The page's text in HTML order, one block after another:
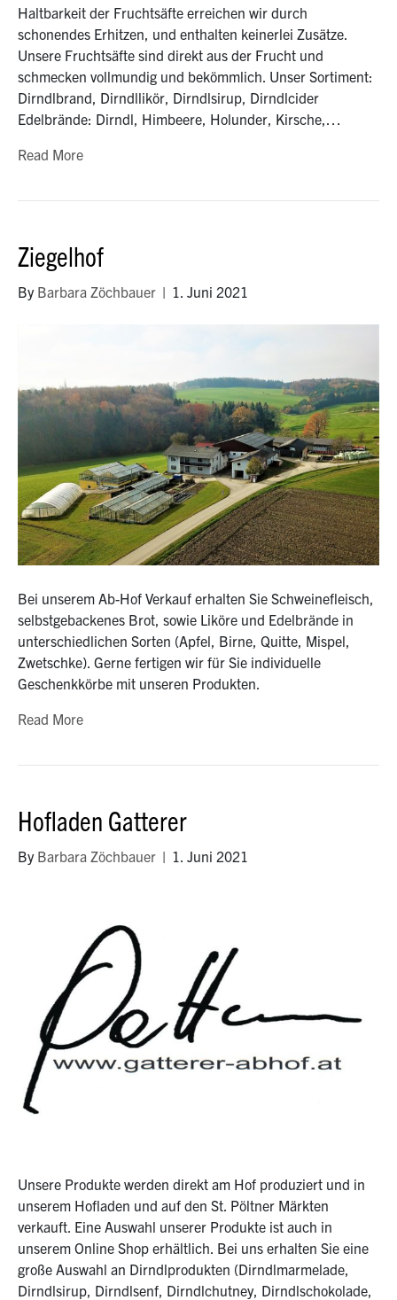
Haltbarkeit der Fruchtsäfte erreichen wir durch
schonendes Erhitzen, und enthalten keinerlei Zusätze.
Unsere Fruchtsäfte sind direkt aus der Frucht und
schmecken vollmundig und bekömmlich. Unser Sortiment:
Dirndlbrand, Dirndllikör, Dirndlsirup, Dirndlcider
Edelbrände: Dirndl, Himbeere, Holunder, Kirsche,…
Read More
Ziegelhof
By Barbara Zöchbauer | 1. Juni 2021
Bei unserem Ab-Hof Verkauf erhalten Sie Schweinefleisch,
selbstgebackenes Brot, sowie Liköre und Edelbrände in
unterschiedlichen Sorten (Apfel, Birne, Quitte, Mispel,
Zwetschke). Gerne fertigen wir für Sie individuelle
Geschenkkörbe mit unseren Produkten.
Read More
Hofladen Gatterer
By Barbara Zöchbauer | 1. Juni 2021
Unsere Produkte werden direkt am Hof produziert und in
unserem Hofladen und auf den St. Pöltner Märkten
verkauft. Eine Auswahl unserer Produkte ist auch in
unserem Online Shop erhältlich. Bei uns erhalten Sie eine
große Auswahl an Dirndlprodukten (Dirndlmarmelade,
Dirndlsirup, Dirndlsenf, Dirndlchutney, Dirndlschokolade,